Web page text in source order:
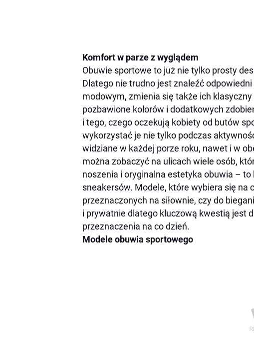
Komfort w parze z wyglądem
Obuwie sportowe to już nie tylko prosty
Dlatego nie trudno jest znaleźć
modowym, zmienia się także ich
pozbawione kolorów i dodatkowych
i tego, czego oczekują kobiety od butów
wykorzystać je nie tylko podczas
widziane w każdej porze roku, nawet i w
można zobaczyć na ulicach wiele osób,
noszenia i oryginalna estetyka obuwia –
sneakersów. Modele, które wybiera się na
przeznaczonych na siłownie, czy do
i prywatnie dlatego kluczową kwestią jest
przeznaczenia na co dzień.
Modele obuwia sportowego